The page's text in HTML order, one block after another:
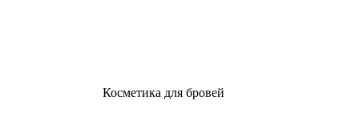
Косметика для бровей